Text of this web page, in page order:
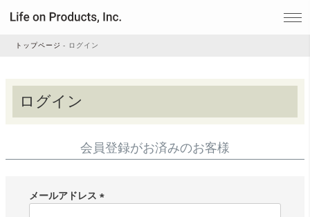
家電
トップページ ログイン
ログイン
会員登録がお済みのお客様
メールアドレス